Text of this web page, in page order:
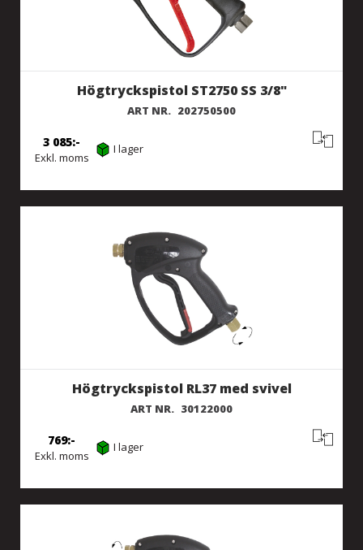
Högtryckspistol ST2750 SS 3/8"
ART NR. 202750500
Exkl. moms
3 085 I lager
Högtryckspistol RL37 med svivel
ART NR. 30122000
Exkl. moms
769 I lager